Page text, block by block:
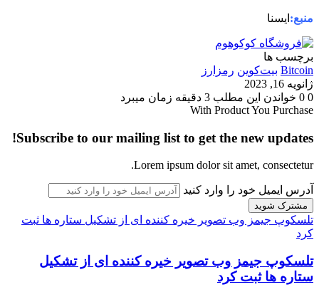
منبع: ایسنا
برچسب ها
Bitcoin بیت‌کوین رمزارز
ژانویه 16, 2023
0
خواندن این مطلب 3 دقیقه زمان میبرد
With Product You Purchase
Subscribe to our mailing list to get the new updates!
Lorem ipsum dolor sit amet, consectetur.
آدرس ایمیل خود را وارد کنید
تلسکوپ جیمز وب تصویر خیره کننده ای از تشکیل ستاره ها ثبت
کرد
تلسکوپ جیمز وب تصویر خیره کننده ای از تشکیل
ستاره ها ثبت کرد